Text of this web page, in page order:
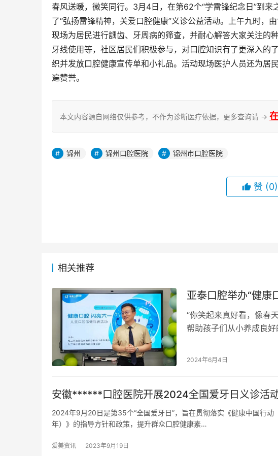
春风送暖，微笑同行。3月4日，在第62个“学雷锋纪念日”到
了“弘扬雷锋精神，关爱口腔健康”义诊公益活动。上午九时，
现场为居民进行龋齿、牙周病的筛查，并耐心解答大家关注的
牙线使用等，社区居民们积极参与，对口腔知识有了更深入的
织并发放口腔健康宣传单和小礼品。活动现场医护人员还为居
遍赞誉。
本文内容源自网络仅供参考，不作为诊断医疗依据，更多查询请 →
锦州 锦州口腔医院 锦州市口腔医院
赞 (0)
相关推荐
亚泰口腔举办“健康
“你笑起来真好看，像春
帮助孩子们从小养成良
2024年6月4日
安徽******口腔医院开展2024全国爱牙日义诊活
2024年9月20日是第35个“全国爱牙日”，旨在贯彻落实《健康中国行
年）》的指导方针和政策，提升群众口腔健康素…
爱美资讯 2023年9月19日